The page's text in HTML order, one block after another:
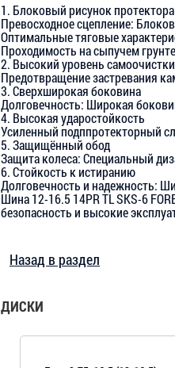
1. Блоковый рисунок
Превосходное сцепление:
Оптимальные тяговые
Проходимость на сыпучем
2. Высокий уровень самоочистки
Предотвращение застревания
3. Сверхширокая боковина
Долговечность: Широкая
4. Высокая ударостойкость
Усиленный подппротекторный
5. Защищённый обод
Защита колеса: Специальный
6. Стойкость к истиранию
Долговечность и надежность:
Шина 12-16.5 14PR TL SKS-6
безопасность и высокие
Назад в раздел
ДИСКИ